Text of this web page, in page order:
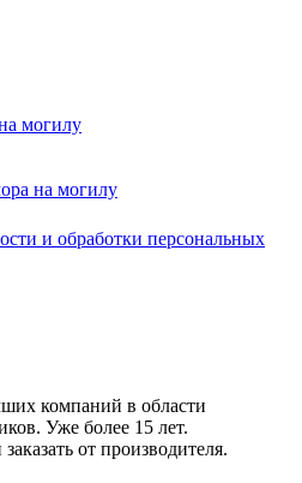
могилу
на могилу
и обработки персональных
компаний в области
Уже более 15 лет.
от производителя.